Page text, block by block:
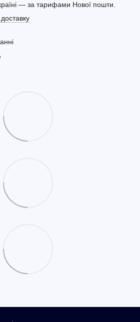
— за тарифами Нової пошти.